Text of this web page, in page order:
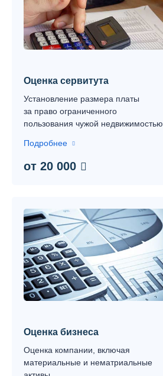
Оценка сервитута
Установление размера платы
за право ограниченного
пользования чужой недвижимостью.
Подробнее
от 20 000
Оценка бизнеса
Оценка компании, включая
материальные и нематриальные